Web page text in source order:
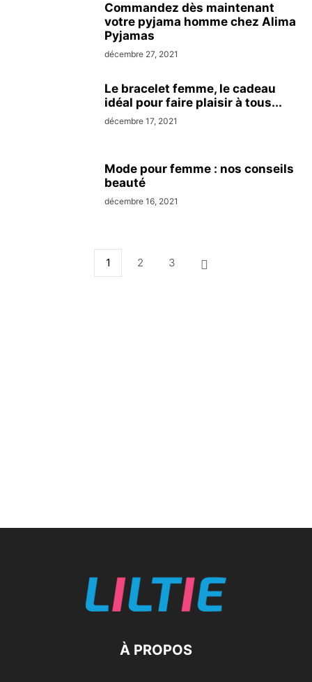
Commandez dès maintenant
votre pyjama homme chez Alima
Pyjamas
décembre 27, 2021
Le bracelet femme, le cadeau
idéal pour faire plaisir à tous...
décembre 17, 2021
Mode pour femme : nos conseils
beauté
décembre 16, 2021
1 2 3
À PROPOS